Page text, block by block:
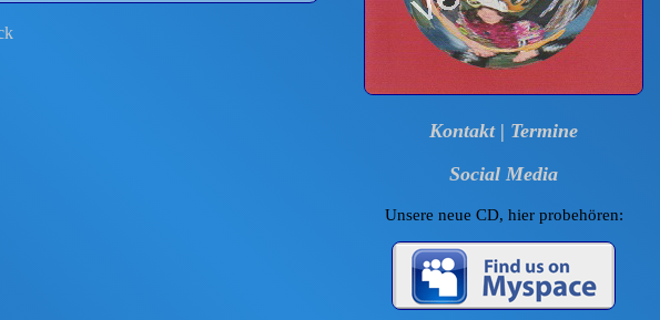
Kontakt| Termine
Social Media
Unsere neue CD, hier probehören: